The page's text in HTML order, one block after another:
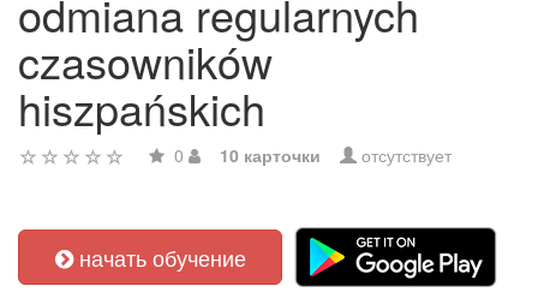
odmiana regularnych
czasowników
hiszpańskich
0 10 карточки отсутствует
начать обучение